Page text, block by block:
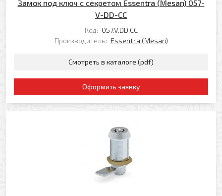
Замок под ключ с секретом Essentra (Mesan) 057-
V-DD-CC
Код: 057.V.DD.CC
Производитель: Essentra (Mesan)
Смотреть в каталоге (pdf)
Оформить заявку
Заказать обратный звонок
Прикрепить файл